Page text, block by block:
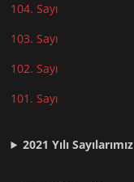
104. Sayı
103. Sayı
102. Sayı
101. Sayı
2021 Yılı Sayılarımız